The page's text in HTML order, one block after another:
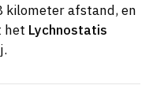
kilometer afstand, en
het Lychnostatis